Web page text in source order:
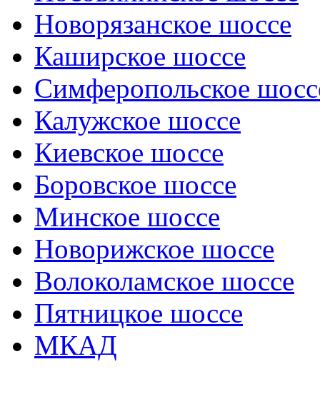
Новорязанское шоссе
Каширское шоссе
Симферопольское
Калужское шоссе
Киевское шоссе
Боровское шоссе
Минское шоссе
Новорижское шоссе
Волоколамское шоссе
Пятницкое шоссе
МКАД